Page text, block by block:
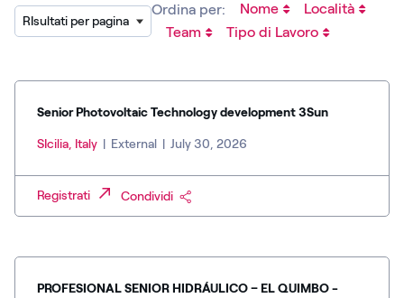
RIsultati per pagina
Ordina per:
Senior Photovoltaic Technology development 3Sun
SIcilia, Italy | External | July 30, 2026
Registrati Condividi
PROFESIONAL SENIOR HIDRÁULICO – EL QUIMBO -